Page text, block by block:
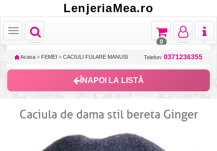
LenjeriaMea.ro
Toggle
navigation
Toggle
Toggle
navigation
Toggle
navigation
Toggle
navigation
0
Acasa » FEMEI » CACIULI FULARE MANUSI Telefon: 0371236355
ÎNAPOI LA LISTĂ
Caciula de dama stil bereta Ginger